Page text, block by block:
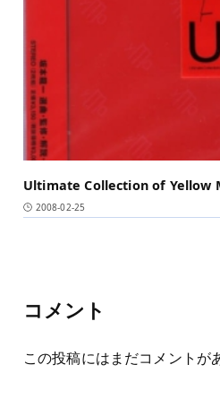
Ultimate Collection of Yellow
2008-02-25
コメント
この投稿にはまだコメントが